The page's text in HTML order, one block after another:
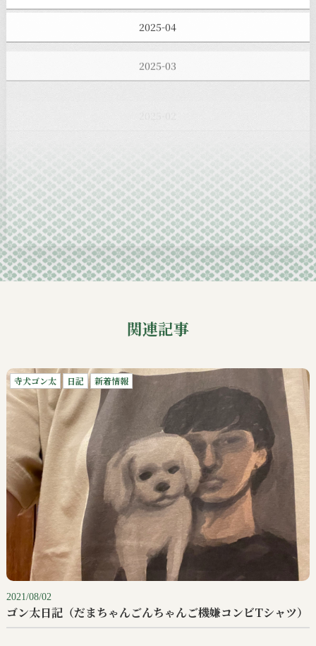
2025-04
2025-02
2025-01
2024-10
2024-09
関連記事
寺犬ゴン太 日記 新着情報
2021/08/02
ゴン太日記（だまちゃんごんちゃんご機嫌コンビTシャツ）